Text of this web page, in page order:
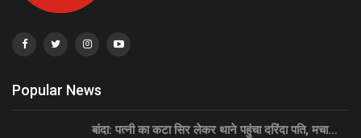
Popular News
बांदा: पत्नी का कटा सिर लेकर थाने पहुंचा दरिंदा पति, मचा…